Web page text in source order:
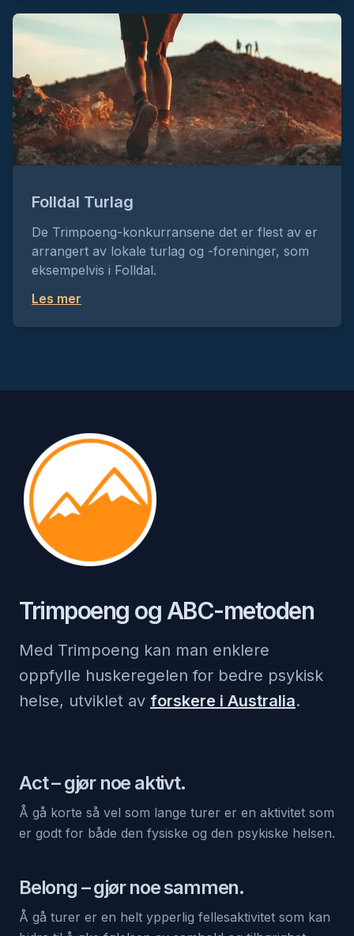
Folldal Turlag
De Trimpoeng-konkurransene det er flest av er
arrangert av lokale turlag og -foreninger, som
eksempelvis i Folldal.
Les mer
Trimpoeng og ABC-metoden
Med Trimpoeng kan man enklere
oppfylle huskeregelen for bedre psykisk
helse, utviklet av forskere i Australia.
Act– gjør noe aktivt.
Å gå korte så vel som lange turer er en aktivitet som
er godt for både den fysiske og den psykiske helsen.
Belong – gjør noe sammen.
Å gå turer er en helt ypperlig fellesaktivitet som kan